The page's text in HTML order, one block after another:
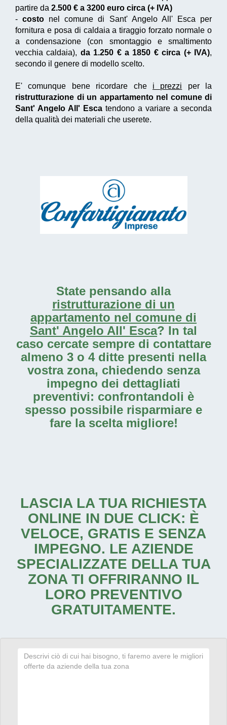
partire da 2.500 € a 3200 euro circa (+ IVA)
-costo nel comune di Sant' Angelo All' Esca per
fornitura e posa di caldaia a tiraggio forzato normale o
a condensazione (con smontaggio e smaltimento
vecchia caldaia), da 1.250 € a 1850 € circa (+ IVA),
secondo il genere di modello scelto.
E' comunque bene ricordare che i prezzi per la
ristrutturazione di un appartamento nel comune di
Sant' Angelo All' Esca tendono a variare a seconda
della qualità dei materiali che userete.
State pensando alla
ristrutturazione di un
appartamento nel comune di
Sant' Angelo All' Esca? In tal
caso cercate sempre di contattare
almeno 3 o 4 ditte presenti nella
vostra zona, chiedendo senza
impegno dei dettagliati
preventivi: confrontandoli è
spesso possibile risparmiare e
fare la scelta migliore!
LASCIA LA TUA RICHIESTA
ONLINE IN DUE CLICK: È
VELOCE, GRATIS E SENZA
IMPEGNO. LE AZIENDE
SPECIALIZZATE DELLA TUA
ZONA TI OFFRIRANNO IL
LORO PREVENTIVO
GRATUITAMENTE.